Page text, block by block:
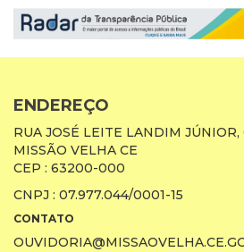
ENDEREÇO
RUA JOSÉ LEITE LANDIM
MISSÃO VELHA CE
CEP : 63200-000
CNPJ : 07.977.044/0001-15
CONTATO